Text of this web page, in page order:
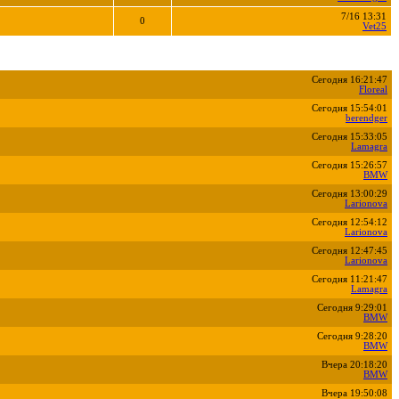
0
7/16 13:31
Vet25
Сегодня 16:21:47
Floreal
Сегодня 15:54:01
berendger
Сегодня 15:33:05
Lamagra
Сегодня 15:26:57
BMW
Сегодня 13:00:29
Larionova
Сегодня 12:54:12
Larionova
Сегодня 12:47:45
Larionova
Сегодня 11:21:47
Lamagra
Сегодня 9:29:01
BMW
Сегодня 9:28:20
BMW
Вчера 20:18:20
BMW
Вчера 19:50:08